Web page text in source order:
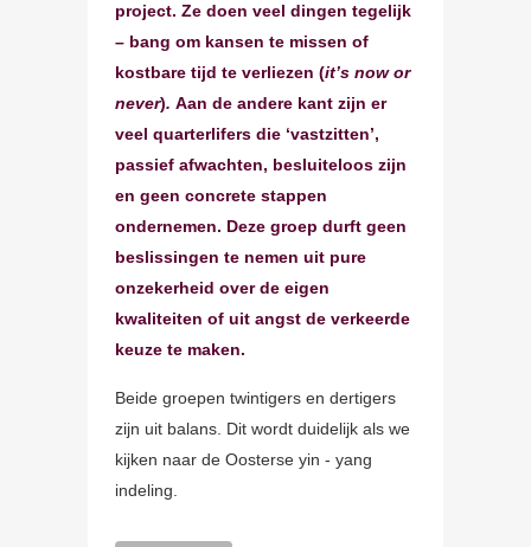
project. Ze doen veel dingen tegelijk
– bang om kansen te missen of
kostbare tijd te verliezen (it’s now or
never). Aan de andere kant zijn er
veel quarterlifers die ‘vastzitten’,
passief afwachten, besluiteloos zijn
en geen concrete stappen
ondernemen. Deze groep durft geen
beslissingen te nemen uit pure
onzekerheid over de eigen
kwaliteiten of uit angst de verkeerde
keuze te maken.
Beide groepen twintigers en dertigers
zijn uit balans. Dit wordt duidelijk als we
kijken naar de Oosterse yin - yang
indeling.